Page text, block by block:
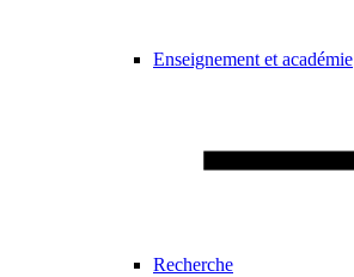
Enseignement et académie
Recherche